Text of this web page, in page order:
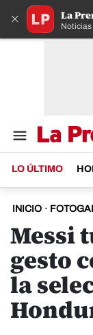
× La
LO ÚLTIMO
INICIO ·
Messi
gesto
la